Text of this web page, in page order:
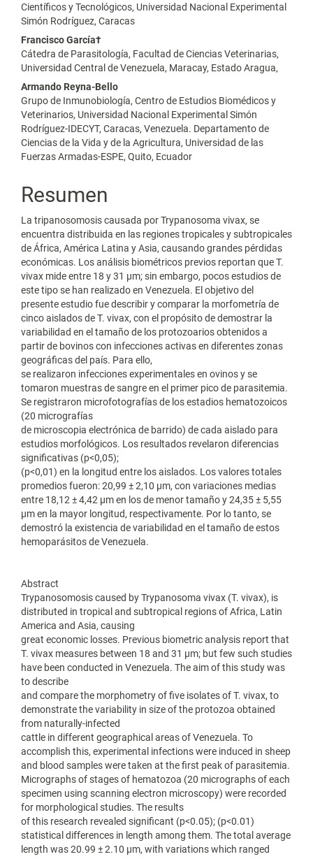
Científicos y Tecnológicos, Universidad Nacional Experimental
Simón Rodríguez, Caracas
Francisco García†
Cátedra de Parasitología, Facultad de Ciencias Veterinarias,
Universidad Central de Venezuela, Maracay, Estado Aragua,
Armando Reyna-Bello
Grupo de Inmunobiología, Centro de Estudios Biomédicos y
Veterinarios, Universidad Nacional Experimental Simón
Rodríguez-IDECYT, Caracas, Venezuela. Departamento de
Ciencias de la Vida y de la Agricultura, Universidad de las
Fuerzas Armadas-ESPE, Quito, Ecuador
Resumen
La tripanosomosis causada por Trypanosoma vivax, se
encuentra distribuida en las regiones tropicales y subtropicales
de África, América Latina y Asia, causando grandes pérdidas
económicas. Los análisis biométricos previos reportan que T.
vivax mide entre 18 y 31 μm; sin embargo, pocos estudios de
este tipo se han realizado en Venezuela. El objetivo del
presente estudio fue describir y comparar la morfometría de
cinco aislados de T. vivax, con el propósito de demostrar la
variabilidad en el tamaño de los protozoarios obtenidos a
partir de bovinos con infecciones activas en diferentes zonas
geográficas del país. Para ello,
se realizaron infecciones experimentales en ovinos y se
tomaron muestras de sangre en el primer pico de parasitemia.
Se registraron microfotografías de los estadios hematozoicos
(20 micrografías
de microscopia electrónica de barrido) de cada aislado para
estudios morfológicos. Los resultados revelaron diferencias
significativas (p<0,05);
(p<0,01) en la longitud entre los aislados. Los valores totales
promedios fueron: 20,99 ± 2,10 μm, con variaciones medias
entre 18,12 ± 4,42 μm en los de menor tamaño y 24,35 ± 5,55
μm en la mayor longitud, respectivamente. Por lo tanto, se
demostró la existencia de variabilidad en el tamaño de estos
hemoparásitos de Venezuela.
Abstract
Trypanosomosis caused by Trypanosoma vivax (T. vivax), is
distributed in tropical and subtropical regions of Africa, Latin
America and Asia, causing
great economic losses. Previous biometric analysis report that
T. vivax measures between 18 and 31 μm; but few such studies
have been conducted in Venezuela. The aim of this study was
to describe
and compare the morphometry of five isolates of T. vivax, to
demonstrate the variability in size of the protozoa obtained
from naturally-infected
cattle in different geographical areas of Venezuela. To
accomplish this, experimental infections were induced in sheep
and blood samples were taken at the first peak of parasitemia.
Micrographs of stages of hematozoa (20 micrographs of each
specimen using scanning electron microscopy) were recorded
for morphological studies. The results
of this research revealed significant (p<0.05); (p<0.01)
statistical differences in length among them. The total average
length was 20.99 ± 2.10 μm, with variations which ranged